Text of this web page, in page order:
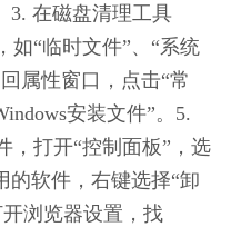
3. 在磁盘清理工具
如“临时文件”、“系统
属性窗口，点击“常
安装文件”。5.
，打开“控制面板”，选
的软件，右键选择“卸
浏览器设置，找